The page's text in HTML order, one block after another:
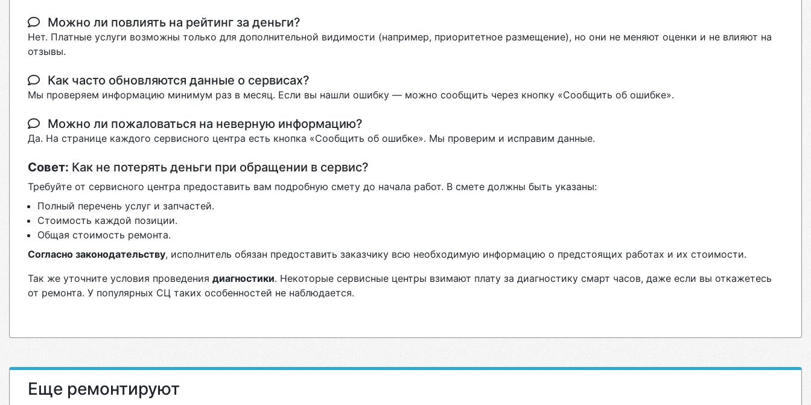
Можно ли повлиять на рейтинг за деньги?
Нет. Платные услуги возможны только для дополнительной видимости (например, приоритетное размещение), но они не меняют оценки и не влияют на
отзывы.
Как часто обновляются данные о сервисах?
Мы проверяем информацию минимум раз в месяц. Если вы нашли ошибку — можно сообщить через кнопку «Сообщить об ошибке».
Можно ли пожаловаться на неверную информацию?
Да. На странице каждого сервисного центра есть кнопка «Сообщить об ошибке». Мы проверим и исправим данные.
Совет: Как не потерять деньги при обращении в сервис?
Требуйте от сервисного центра предоставить вам подробную смету до начала работ. В смете должны быть указаны:
Полный перечень услуг и запчастей.
Стоимость каждой позиции.
Общая стоимость ремонта.
Согласно законодательству, исполнитель обязан предоставить заказчику всю необходимую информацию о предстоящих работах и их стоимости.
Так же уточните условия проведения диагностики. Некоторые сервисные центры взимают плату за диагностику смарт часов, даже если вы откажетесь
от ремонта. У популярных СЦ таких особенностей не наблюдается.
Еще ремонтируют